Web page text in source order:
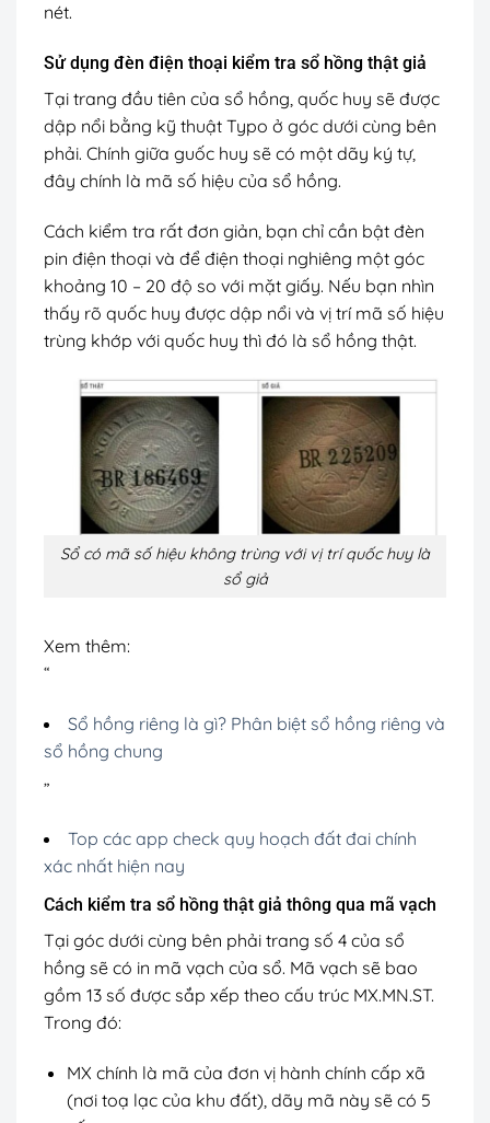
nét.
Sử dụng đèn điện thoại kiểm tra sổ hồng thật giả
Tại trang đầu tiên của sổ hồng, quốc huy sẽ được
dập nổi bằng kỹ thuật Typo ở góc dưới cùng bên
phải. Chính giữa guốc huy sẽ có một dãy ký tự,
đây chính là mã số hiệu của sổ hồng.
Cách kiểm tra rất đơn giản, bạn chỉ cần bật đèn
pin điện thoại và để điện thoại nghiêng một góc
khoảng 10 – 20 độ so với mặt giấy. Nếu bạn nhìn
thấy rõ quốc huy được dập nổi và vị trí mã số hiệu
trùng khớp với quốc huy thì đó là sổ hồng thật.
Sổ có mã số hiệu không trùng với vị trí quốc huy là
sổ giả
Xem thêm:
“
Sổ hồng riêng là gì? Phân biệt sổ hồng riêng và
sổ hồng chung
”
Top các app check quy hoạch đất đai chính
xác nhất hiện nay
Cách kiểm tra sổ hồng thật giả thông qua mã vạch
Tại góc dưới cùng bên phải trang số 4 của sổ
hồng sẽ có in mã vạch của sổ. Mã vạch sẽ bao
gồm 13 số được sắp xếp theo cấu trúc MX.MN.ST.
Trong đó:
MX chính là mã của đơn vị hành chính cấp xã
(nơi toạ lạc của khu đất), dãy mã này sẽ có 5